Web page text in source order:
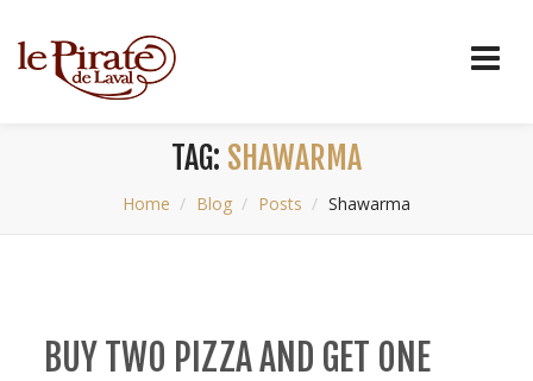
TAG: SHAWARMA
Home Blog Posts Shawarma
BUY TWO PIZZA AND GET ONE